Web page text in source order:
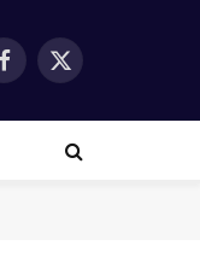
Facebook
X